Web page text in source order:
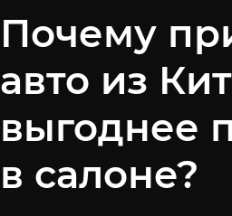
Почему
авто из
выгоднее
в салоне?